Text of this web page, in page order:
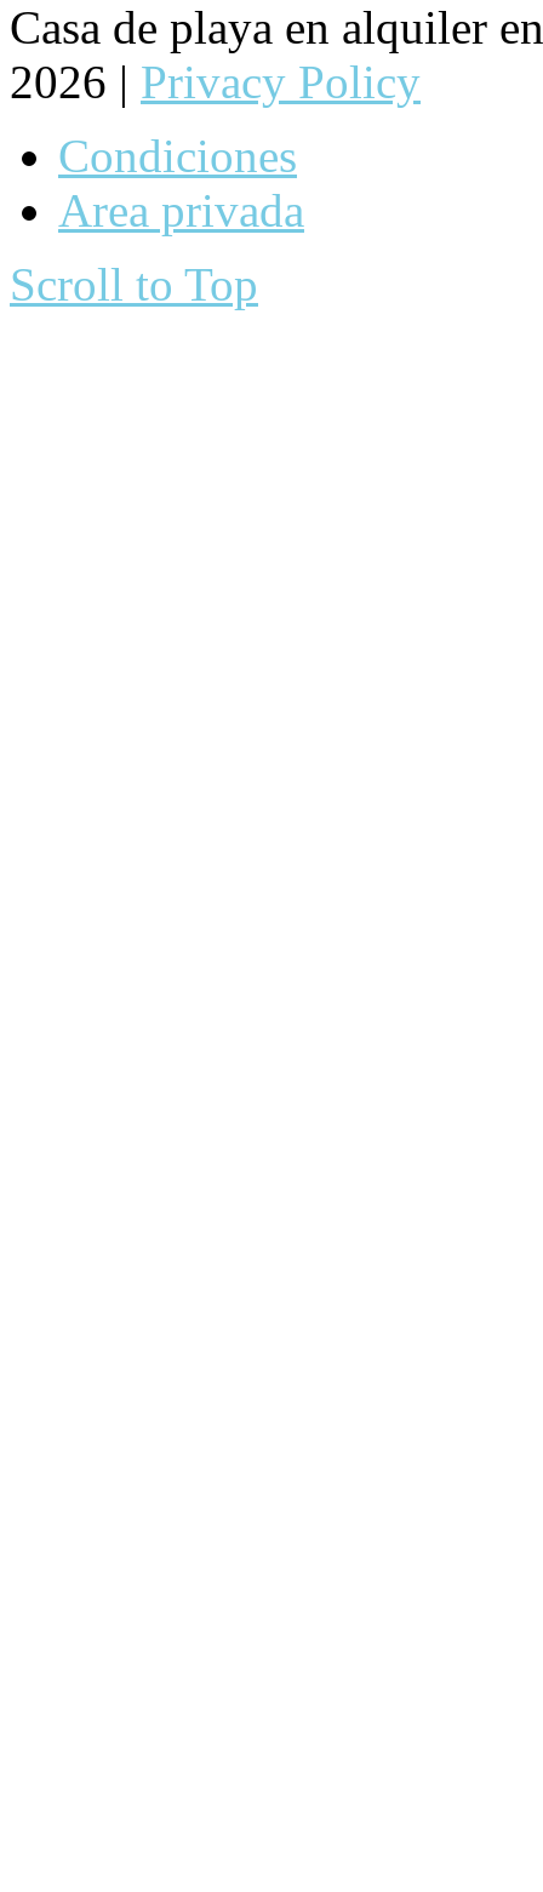
Casa de playa en alquiler
2026 | Privacy Policy
Condiciones
Area privada
Scroll to Top